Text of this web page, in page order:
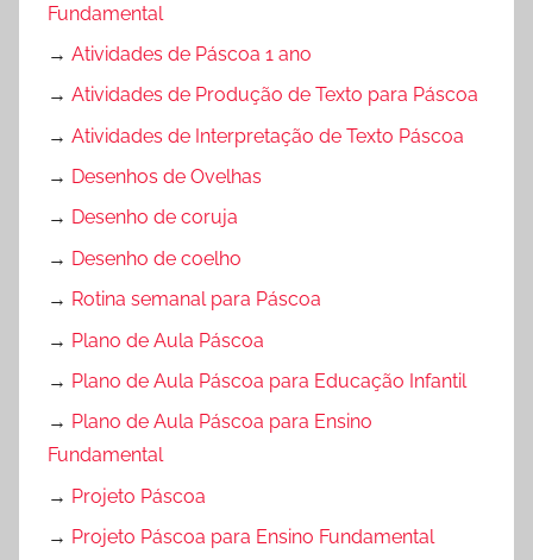
Fundamental
→ Atividades de Páscoa 1 ano
→ Atividades de Produção de Texto para Páscoa
→ Atividades de Interpretação de Texto Páscoa
→ Desenhos de Ovelhas
→ Desenho de coruja
→ Desenho de coelho
→ Rotina semanal para Páscoa
→ Plano de Aula Páscoa
→ Plano de Aula Páscoa para Educação Infantil
→ Plano de Aula Páscoa para Ensino
Fundamental
→ Projeto Páscoa
→ Projeto Páscoa para Ensino Fundamental